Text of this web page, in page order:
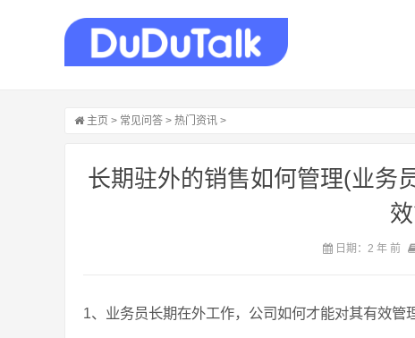
主页 > 常见问答 > 热门资讯 >
长期驻外的销售如何管理(业务
日期：2 年 前
1、业务员长期在外工作，公司如何才能对其有效管